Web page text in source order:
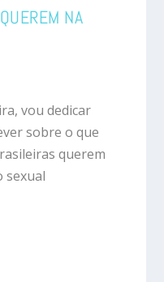
NA
vou dedicar
sobre o que
querem
sexual